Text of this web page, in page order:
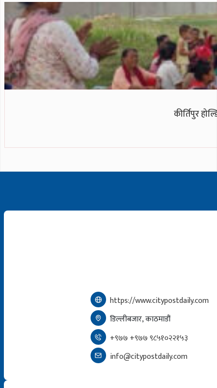
कीर्तिपुर
https://www.citypostdaily.com
डिल्लीबजार, काठमाडौं
+९७७ +९७७ ९८५१०२२१५३
info@citypostdaily.com